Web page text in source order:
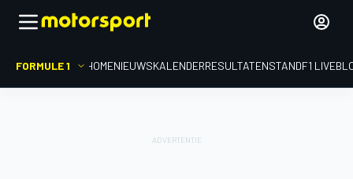
FORMULE 1 HOMENIEUWSKALENDERRESULTATENSTANDF1